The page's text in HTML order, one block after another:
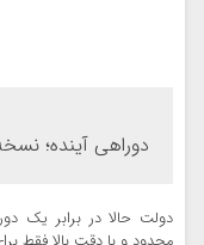
دوراهی آینده؛
دولت حالا در برابر یک